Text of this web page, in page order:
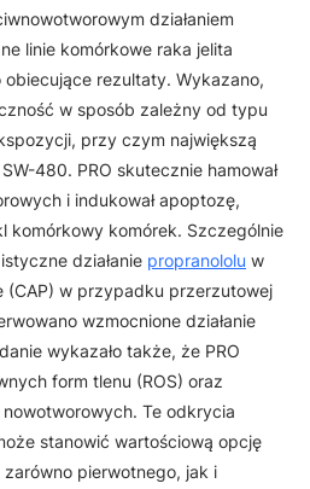
działaniem
linie komórkowe raka jelita
obiecujące rezultaty. Wykazano,
w sposób zależny od typu
przy czym największą
480. PRO skutecznie hamował
i indukował apoptozę,
komórkowy komórek. Szczególnie
działanie propranololu w
(CAP) w przypadku przerzutowej
wzmocnione działanie
wykazało także, że PRO
form tlenu (ROS) oraz
Te odkrycia
stanowić wartościową opcję
pierwotnego, jak i